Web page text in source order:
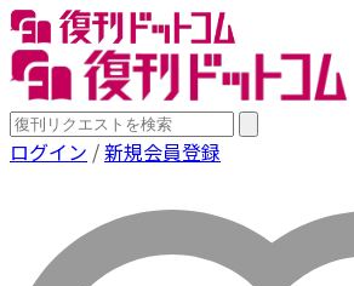
ログイン /新規会員登録